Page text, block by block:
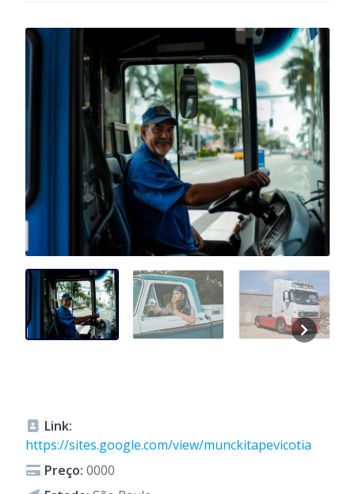
Link:
https://sites.google.com/view/munckitapevicotia
Preço: 0000